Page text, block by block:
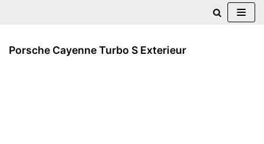
Inhalt
Porsche Cayenne Turbo S Exterieur